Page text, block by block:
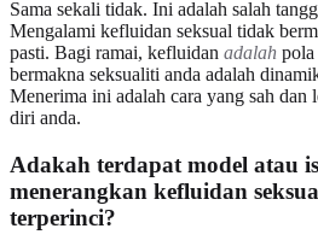
Sama sekali tidak. Ini adalah salah
Mengalami kefluidan seksual tidak
pasti. Bagi ramai, kefluidan adalah pola
bermakna seksualiti anda adalah
Menerima ini adalah cara yang sah dan
diri anda.
Adakah terdapat model atau
menerangkan kefluidan
terperinci?